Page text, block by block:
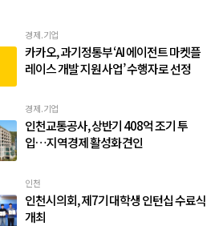
경제.기업
카카오, 과기정통부 ‘AI 에이전트 마켓플
레이스 개발 지원 사업’ 수행자로 선정
경제.기업
인천교통공사, 상반기 408억 조기 투
입…지역경제 활성화 견인
인천
인천시의회, 제7기 대학생 인턴십 수료식
개최